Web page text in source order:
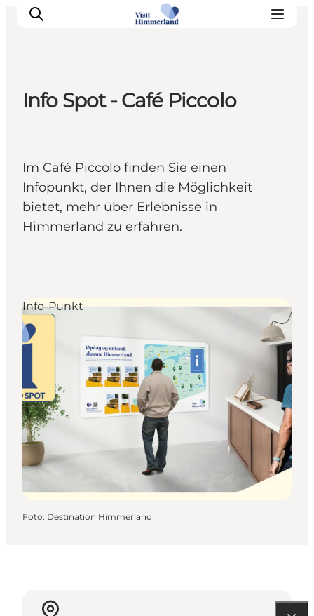
Städte und Orte
Das passiert
Reiseplanung
Praktische Informationen
Info Spot - Café Piccolo
Im Café Piccolo finden Sie einen
Infopunkt, der Ihnen die Möglichkeit
bietet, mehr über Erlebnisse in
Himmerland zu erfahren.
Info-Punkt
Foto: Destination Himmerland